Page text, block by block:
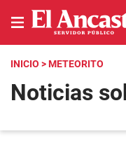
INICIO > METEORITO
Noticias